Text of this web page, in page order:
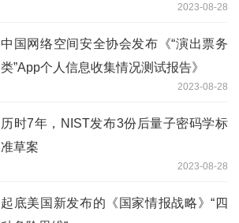
2023-08-28
中国网络空间安全协会发布《“演出票务
类”App个人信息收集情况测试报告》
2023-08-28
历时7年，NIST发布3份后量子密码学标
准草案
2023-08-28
起底美国新发布的《国家情报战略》“四